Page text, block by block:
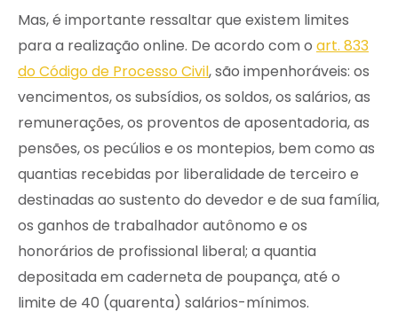
Mas, é importante ressaltar que existem limites
para a realização online. De acordo com o art. 833
do Código de Processo Civil, são impenhoráveis: os
vencimentos, os subsídios, os soldos, os salários, as
remunerações, os proventos de aposentadoria, as
pensões, os pecúlios e os montepios, bem como as
quantias recebidas por liberalidade de terceiro e
destinadas ao sustento do devedor e de sua família,
os ganhos de trabalhador autônomo e os
honorários de profissional liberal; a quantia
depositada em caderneta de poupança, até o
limite de 40 (quarenta) salários-mínimos.